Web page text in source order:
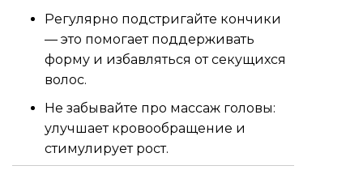
Регулярно подстригайте кончики
— это помогает поддерживать
форму и избавляться от секущихся
волос.
Не забывайте про массаж головы:
улучшает кровообращение и
стимулирует рост.